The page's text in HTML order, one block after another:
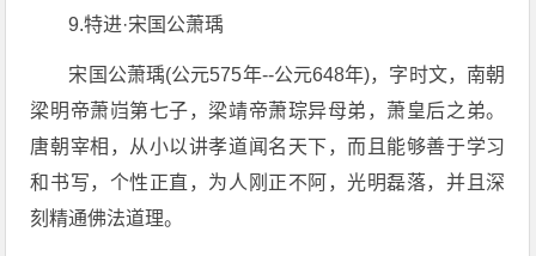
9.特进·宋国公萧瑀
宋国公萧瑀(公元575年--公元648年)，字时文，南朝
梁明帝萧岿第七子，梁靖帝萧琮异母弟，萧皇后之弟。
唐朝宰相，从小以讲孝道闻名天下，而且能够善于学习
和书写，个性正直，为人刚正不阿，光明磊落，并且深
刻精通佛法道理。